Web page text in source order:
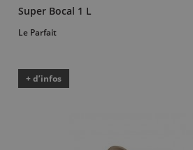
Super Bocal 1 L
Le Parfait
+ d’infos